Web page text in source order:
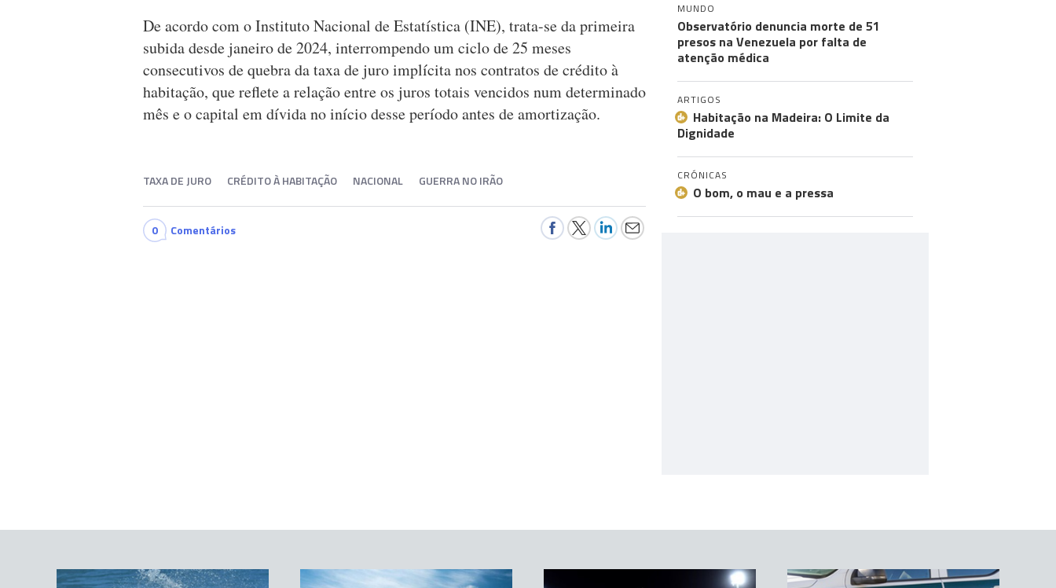
De acordo com o Instituto Nacional de Estatística (INE), trata-se da primeira
subida desde janeiro de 2024, interrompendo um ciclo de 25 meses
consecutivos de quebra da taxa de juro implícita nos contratos de crédito à
habitação, que reflete a relação entre os juros totais vencidos num determinado
mês e o capital em dívida no início desse período antes de amortização.
TAXA DE JURO CRÉDITO À HABITAÇÃO NACIONAL GUERRA NO IRÃO
0 Comentários
MUNDO
Observatório denuncia morte de 51
presos na Venezuela por falta de
atenção médica
ARTIGOS
Habitação na Madeira: O Limite da
Dignidade
CRÓNICAS
O bom, o mau e a pressa